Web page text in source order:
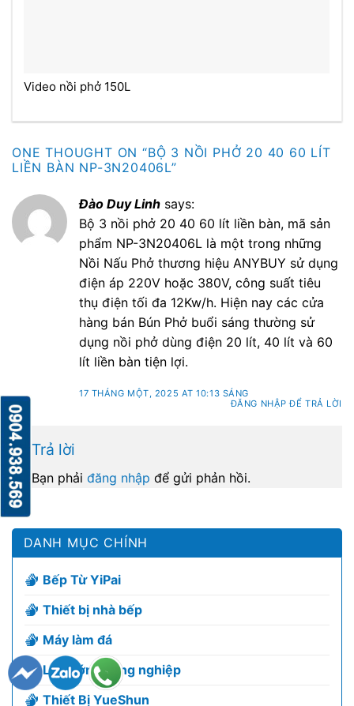
Video nồi phở 150L
ONE THOUGHT ON “BỘ 3 NỒI PHỞ 20 40 60 LÍT
LIỀN BÀN NP-3N20406L”
Đào Duy Linh says:
Bộ 3 nồi phở 20 40 60 lít liền bàn, mã sản
phẩm NP-3N20406L là một trong những
Nồi Nấu Phở thương hiệu ANYBUY sử dụng
điện áp 220V hoặc 380V, công suất tiêu
thụ điện tối đa 12Kw/h. Hiện nay các cửa
hàng bán Bún Phở buổi sáng thường sử
dụng nồi phở dùng điện 20 lít, 40 lít và 60
lít liền bàn tiện lợi.
17 THÁNG MỘT, 2025 AT 10:13 SÁNG
ĐĂNG NHẬP ĐỂ TRẢ LỜI
Trả lời
Bạn phải đăng nhập để gửi phản hồi.
DANH MỤC CHÍNH
Bếp Từ YiPai
Thiết bị nhà bếp
Máy làm đá
Lò nướng công nghiệp
Thiết Bị YueShun